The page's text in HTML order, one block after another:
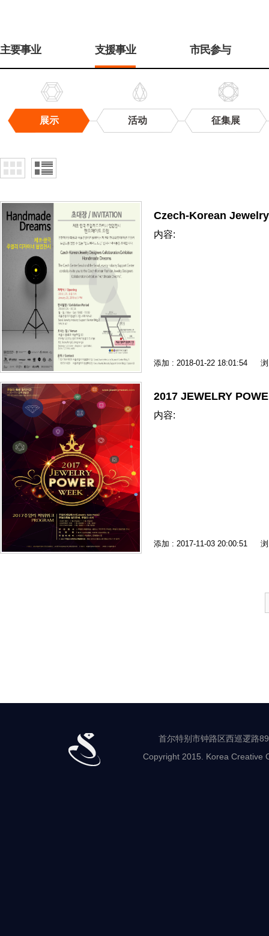
메
主要事业 支援事业 市民参与
展示 活动 征集展
Czech-Korean
内容:
添加 : 2018-01-22 18:01:54
2017 JEWELRY
内容:
添加 : 2017-11-03 20:00:51
首尔特别市钟路区西巡逻路
Copyright 2015. Korea Creative